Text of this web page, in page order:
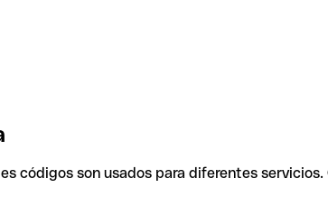
códigos son usados para diferentes